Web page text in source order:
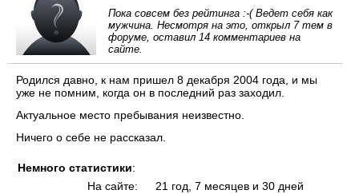
Пока совсем без рейтинга :-( Ведет себя как
мужчина. Несмотря на это, открыл 7 тем в
форуме, оставил 14 комментариев на
сайте.
Родился давно, к нам пришел 8 декабря 2004 года, и мы
уже не помним, когда он в последний раз заходил.
Актуальное место пребывания неизвестно.
Ничего о себе не рассказал.
Немного статистики:
На сайте:
21 год, 7 месяцев и 30 дней